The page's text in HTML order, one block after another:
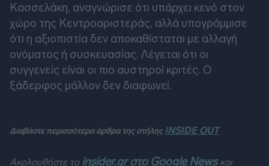
Κασσελάκη, αναγνώρισε ότι υπάρχει κενό στον
χώρο της Κεντροαριστεράς, αλλά υπογράμμισε
ότι η αξιοπιστία δεν αποκαθίσταται με αλλαγή
ονόματος ή συσκευασίας. Λέγεται ότι οι
συγγενείς είναι οι πιο αυστηροί κριτές. Ο
ξάδερφος μάλλον δεν διαφωνεί.
Διαβάστε περισσότερα άρθρα της στήληςINSIDE OUT
Ακολουθήστε το insider.gr στο Google Newsκαι